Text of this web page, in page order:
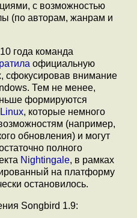
с возможностью
(по авторам, жанрам и
года команда
официальную
сфокусировав внимание
Тем не менее,
формируются
, которые немного
(например,
обновления) и могут
полного
Nightingale, в рамках
на платформу
остановилось.
Songbird 1.9: